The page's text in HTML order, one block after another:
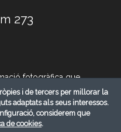
273
fotogràfica que
de Fotografia. D'altra
flash50mm, feu-
comunicar, al correu de la
i de tercers per millorar la
adaptats als seus interessos.
considerem que
de cookies.